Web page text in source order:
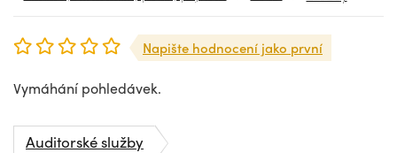
Napište hodnocení jako první
Vymáhání pohledávek.
Auditorské služby